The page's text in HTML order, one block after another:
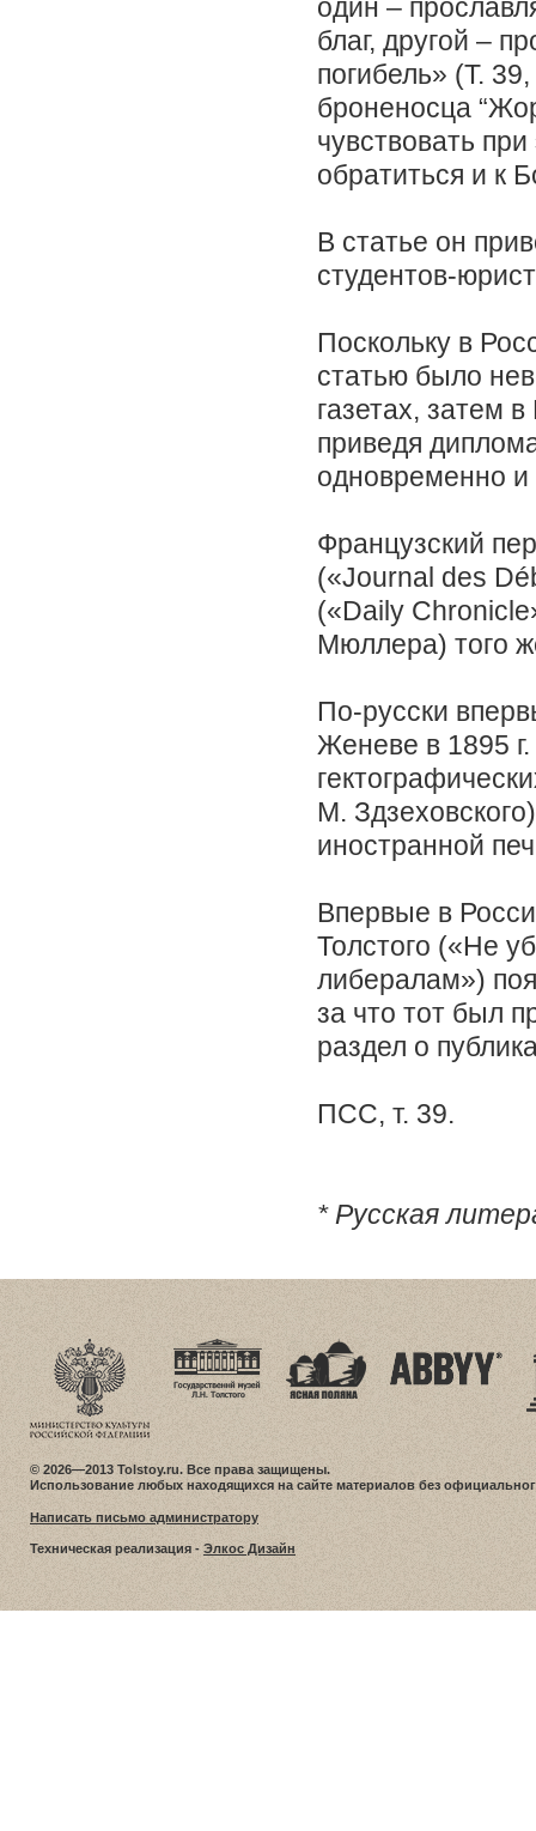
один –
благ, другой –
погибель» (Т.
броненосца
чувствовать
обратиться и к
В статье он
студентов-
Поскольку в
статью было
газетах, затем
приведя
одновременно и
Французский
(«Journal des
(«Daily
Мюллера) того
По-русски
Женеве в 1895
М.
иностранной
Впервые в
Толстого («Не
либералам»)
за что тот был
раздел о
ПСС, т. 39.
* Русская
© 2026—2013 Tolstoy.ru. Все права защищены.
Использование любых находящихся на сайте материалов без
Написать письмо администратору
Техническая реализация - Элкос Дизайн